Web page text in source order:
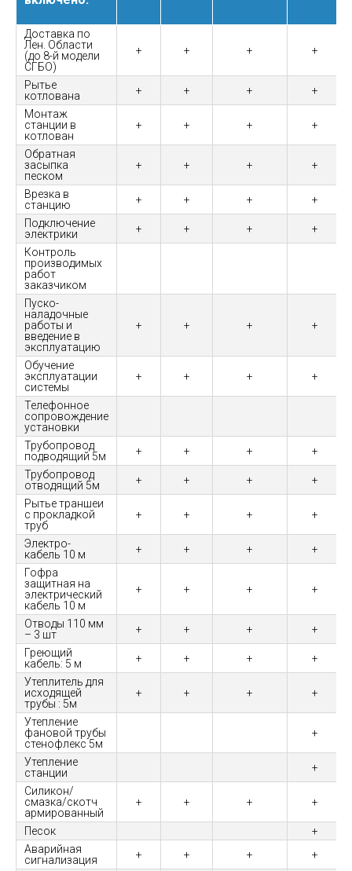
Доставка по
Лен. Области
(до 8-й модели
СГБО)
+ + + +
Рытье
котлована
+ + +
+
Монтаж
станции в
котлован
+ + + +
Обратная
засыпка
песком
+ + + +
Врезка в
станцию
+ + +
+
Подключение
электрики
+ + +
+
Контроль
производимых
работ
заказчиком
Пуско-
наладочные
работы и
введение в
эксплуатацию
+ + + +
Обучение
эксплуатации
системы
+ + + +
Телефонное
сопровождение
установки
Трубопровод
подводящий 5м
+ + +
+
Трубопровод
отводящий 5м
+ + +
+
Рытье траншеи
с прокладкой
труб
+ + + +
Электро-
кабель 10 м
+ + +
+
Гофра
защитная на
электрический
кабель 10 м
+ + + +
Отводы 110 мм
– 3 шт
+ + +
+
Греющий
кабель: 5 м
+ + +
+
Утеплитель для
исходящей
трубы : 5м
+ + + +
Утепление
фановой трубы
стенофлекс 5м
+
Утепление
станции
+
Силикон/
смазка/скотч
армированный
+ + + +
Песок
+
Аварийная
сигнализация
+ + +
+